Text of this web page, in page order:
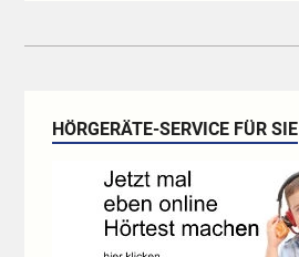
HÖRGERÄTE-SERVICE FÜR SIE